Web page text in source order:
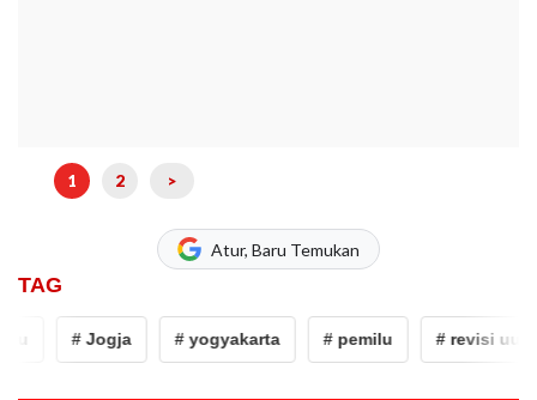
1 2 >
Atur, Baru Temukan
TAG
# Jogja # yogyakarta # pemilu # revisi uu